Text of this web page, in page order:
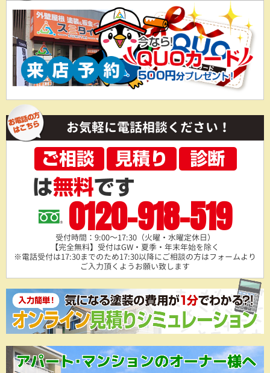
お気軽に電話相談ください！
0120-918-519
受付時間：9:00～17:30（火曜・水曜定休日）
【完全無料】受付はGW・夏季・年末年始を除く
※電話受付は17:30までのため17:30以降にご相談の方はフォームより
ご入力頂くようお願い致します